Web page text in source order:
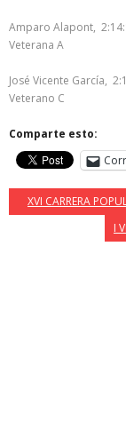
Amparo Alapont,
Veterana A
José Vicente García,
Veterano C
Comparte esto:
XVI CARRERA
I